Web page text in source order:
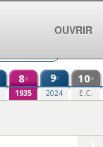
8e
1935
9e
2024
10e
E.C.
OUVRIR